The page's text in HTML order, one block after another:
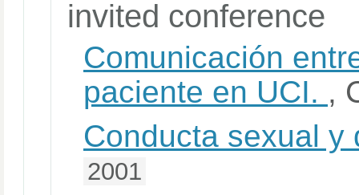
invited conference
Comunicación
paciente en UCI. ,
Conducta sexual y
2001